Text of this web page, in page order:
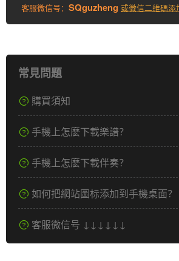
客服微信号： SQguzheng 或微信二維碼添
常見問題
購買須知
手機上怎麽下載樂譜？
手機上怎麽下載伴奏？
如何把網站圖标添加到手機桌面？
客服微信号 ↓↓↓↓↓↓